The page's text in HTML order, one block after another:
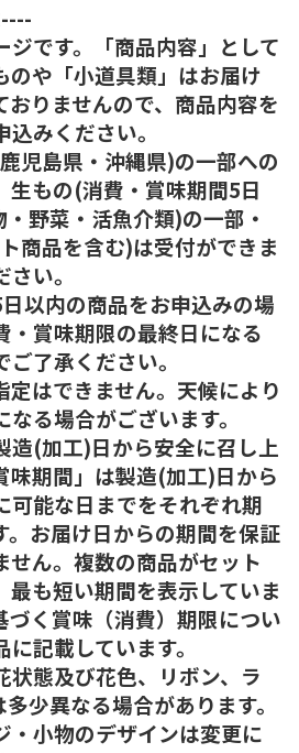
です。「商品内容」として
のや「小道具類」はお届け
おりませんので、商品内容を
みください。
児島県・沖縄県)の一部への
生もの(消費・賞味期間5日
野菜・活魚介類)の一部・
商品を含む)は受付ができま
い。
以内の商品をお申込みの場
・賞味期限の最終日になる
了承ください。
はできません。天候により
る場合がございます。
(加工)日から安全に召し上
味期間」は製造(加工)日から
可能な日までをそれぞれ期
。お届け日からの期間を保証
せん。複数の商品がセット
最も短い期間を表示していま
づく賞味（消費）期限につい
記載しています。
態及び花色、リボン、ラ
少異なる場合があります。
小物のデザインは変更に